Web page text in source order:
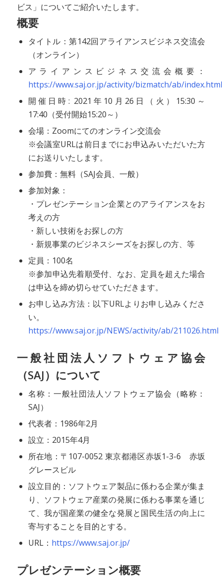
ビス」についてご紹介いたします。
概要
タイトル：第142回アライアンスビジネス交流会
（オンライン）
アライアンスビジネス交流会概要：
https://www.saj.or.jp/activity/bizmatch/ab/index.html
開催日時: 2021年10月26日（火）15:30～
17:40（受付開始15:20～）
会場：Zoomにてのオンライン交流会
※会議室URLは前日までにお申込みいただいた方
にお送りいたします。
参加費：無料（SAJ会員、一般）
参加対象：
・プレゼンテーション企業とのアライアンスをお
考えの方
・新しい技術をお探しの方
・新規事業のビジネスシーズをお探しの方、等
定員：100名
※参加申込先着順受付、なお、定員を超えた場合
は申込を締め切らせていただきます。
お申し込み方法：以下URLよりお申し込みくださ
い。
https://www.saj.or.jp/NEWS/activity/ab/211026.html
一般社団法人ソフトウェア協会
（SAJ）について
名称：一般社団法人ソフトウェア協会（略称：
SAJ）
代表者：1986年2月
設立：2015年4月
所在地：〒107-0052 東京都港区赤坂1-3-6 赤坂
グレースビル
設立目的：ソフトウェア製品に係わる企業が集ま
り、ソフトウェア産業の発展に係わる事業を通じ
て、我が国産業の健全な発展と国民生活の向上に
寄与することを目的とする。
URL： https://www.saj.or.jp/
プレゼンテーション概要